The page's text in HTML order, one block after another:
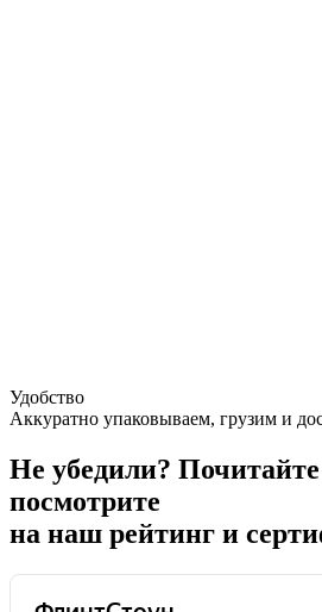
Удобство
Аккуратно упаковываем, грузим и
Не убедили?
посмотрите
на наш рейтинг и